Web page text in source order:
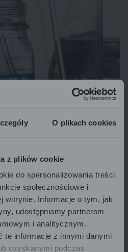
O plikach cookies
z plików cookie
do spersonalizowania treści
społecznościowe i
witrynie. Informacje o tym, jak
udostępniamy partnerom
i analitycznym.
te informacje z innymi danymi
uzyskanymi podczas
PRIMJENE
1 ili 2 puta dnevno ili, ovisno
očišćenu i osušenu kožu.